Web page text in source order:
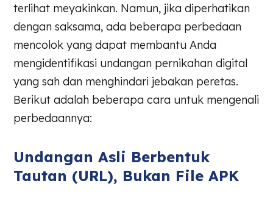
terlihat meyakinkan. Namun, jika diperhatikan
dengan saksama, ada beberapa perbedaan
mencolok yang dapat membantu Anda
mengidentifikasi undangan pernikahan digital
yang sah dan menghindari jebakan peretas.
Berikut adalah beberapa cara untuk mengenali
perbedaannya:
Undangan Asli Berbentuk
Tautan (URL), Bukan File APK